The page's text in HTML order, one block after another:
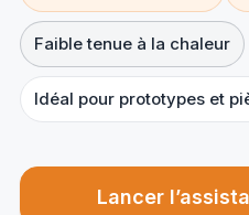
Faible tenue à la chaleur
Idéal pour prototypes et
Lancer